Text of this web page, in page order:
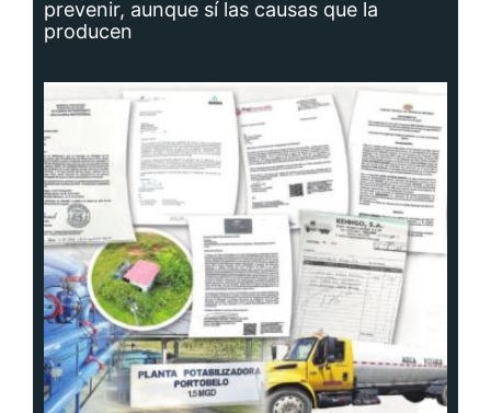
prevenir, aunque sí las causas que la
producen